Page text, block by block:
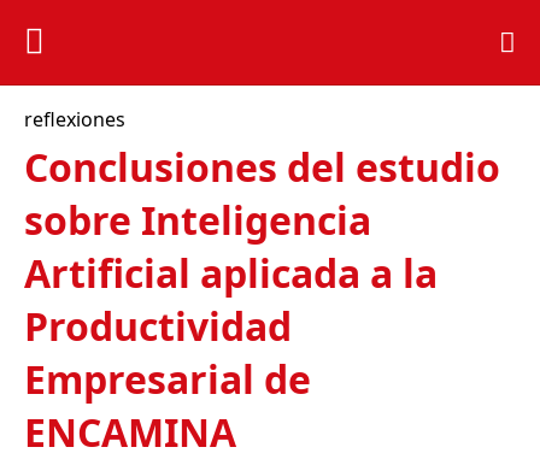
reflexiones
Conclusiones del estudio
sobre Inteligencia
Artificial aplicada a la
Productividad
Empresarial de
ENCAMINA